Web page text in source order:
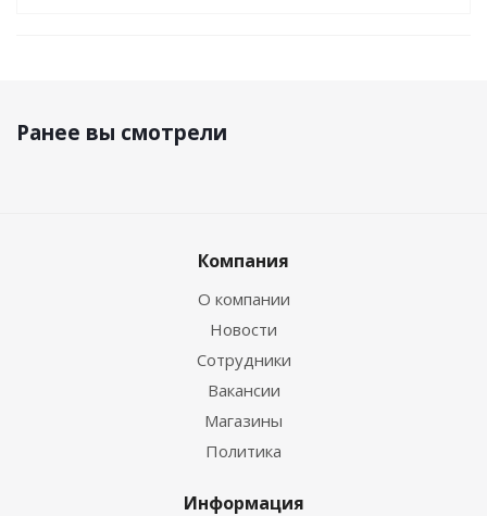
Ранее вы смотрели
Компания
О компании
Новости
Сотрудники
Вакансии
Магазины
Политика
Информация